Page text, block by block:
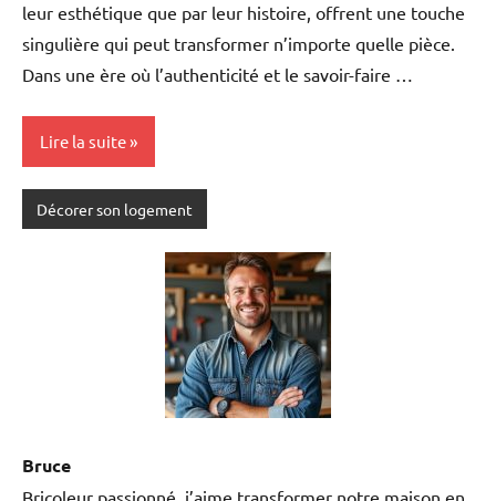
leur esthétique que par leur histoire, offrent une touche
singulière qui peut transformer n’importe quelle pièce.
Dans une ère où l’authenticité et le savoir-faire …
Lire la suite
Décorer son logement
Bruce